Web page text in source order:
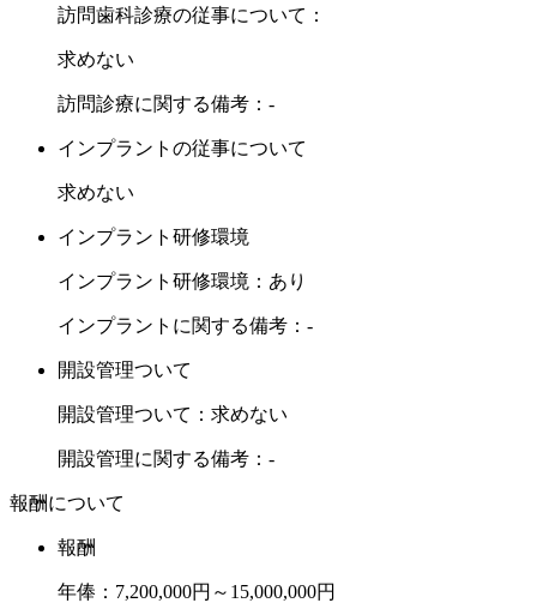
訪問歯科診療の従事について：
求めない
訪問診療に関する備考：-
インプラントの従事について
求めない
インプラント研修環境
インプラント研修環境：あり
インプラントに関する備考：-
開設管理ついて
開設管理ついて：求めない
開設管理に関する備考：-
報酬について
報酬
年俸：7,200,000円～15,000,000円